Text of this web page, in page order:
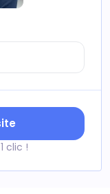
clic !